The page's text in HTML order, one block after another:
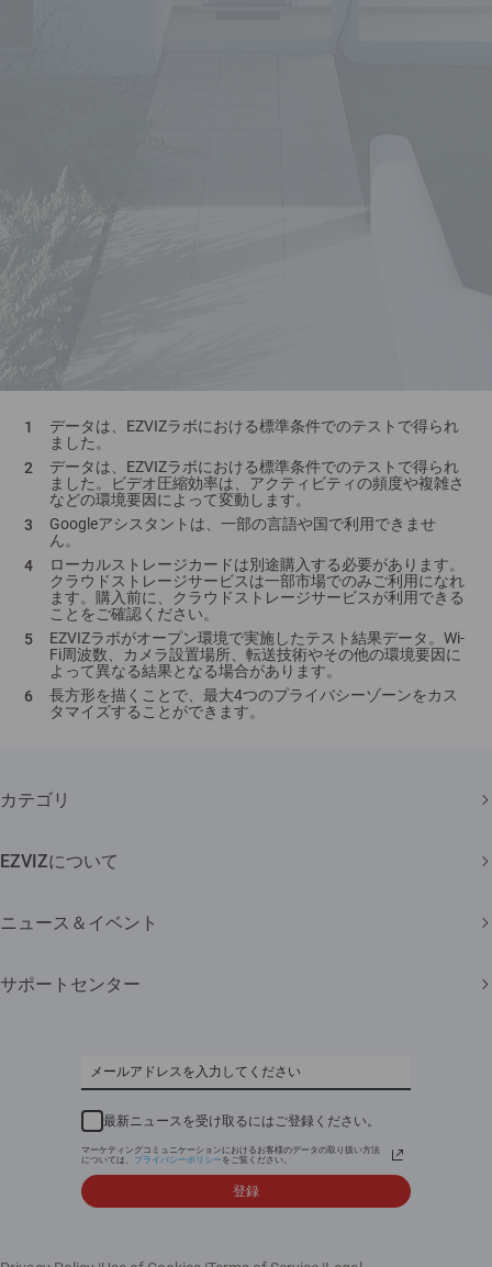
データは、EZVIZラボにおける標準条件でのテストで得られ
ました。
データは、EZVIZラボにおける標準条件でのテストで得られ
ました。ビデオ圧縮効率は、アクティビティの頻度や複雑さ
などの環境要因によって変動します。
Googleアシスタントは、一部の言語や国で利用できませ
ん。
ローカルストレージカードは別途購入する必要があります。
クラウドストレージサービスは一部市場でのみご利用になれ
ます。購入前に、クラウドストレージサービスが利用できる
ことをご確認ください。
EZVIZラボがオープン環境で実施したテスト結果データ。Wi-
Fi周波数、カメラ設置場所、転送技術やその他の環境要因に
よって異なる結果となる場合があります。
長方形を描くことで、最大4つのプライバシーゾーンをカス
タマイズすることができます。
カテゴリ
EZVIZについて
Trust Center
ニュース＆イベント
サポートセンター
最新ニュースを受け取るにはご登録ください。
マーケティングコミュニケーションにおけるお客様のデータの取り扱い方法
については、
プライバシーポリシー をご覧ください。
登録